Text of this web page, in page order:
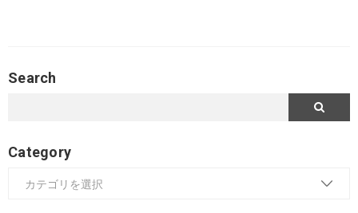
Search
Category